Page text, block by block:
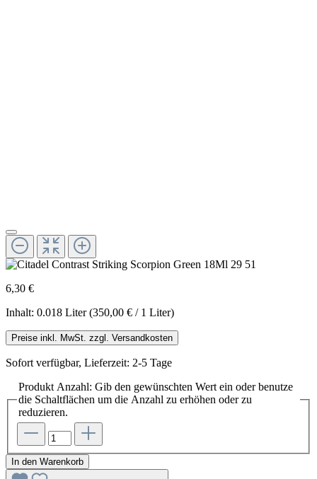
6,30 €
Inhalt: 0.018 Liter(350,00 € / 1 Liter)
Preise inkl. MwSt. zzgl. Versandkosten
Sofort verfügbar, Lieferzeit: 2-5 Tage
Produkt Anzahl: Gib den gewünschten Wert ein oder benutze
die Schaltflächen um die Anzahl zu erhöhen oder zu
reduzieren.
In den Warenkorb